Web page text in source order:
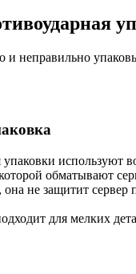
и неправильно
используют
обматывают
она не защитит сервер
для мелких